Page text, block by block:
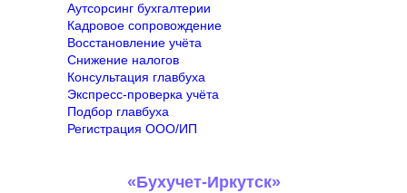
Аутсорсинг бухгалтерии
Кадровое сопровождение
Восстановление учёта
Снижение налогов
Консультация главбуха
Экспресс-проверка учёта
Подбор главбуха
Регистрация ООО/ИП
«Бухучет-Иркутск»